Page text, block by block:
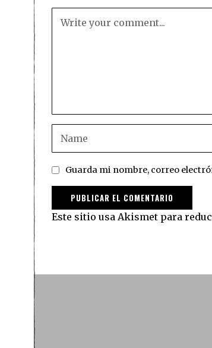
Guarda mi nombre, correo
Este sitio usa Akismet para